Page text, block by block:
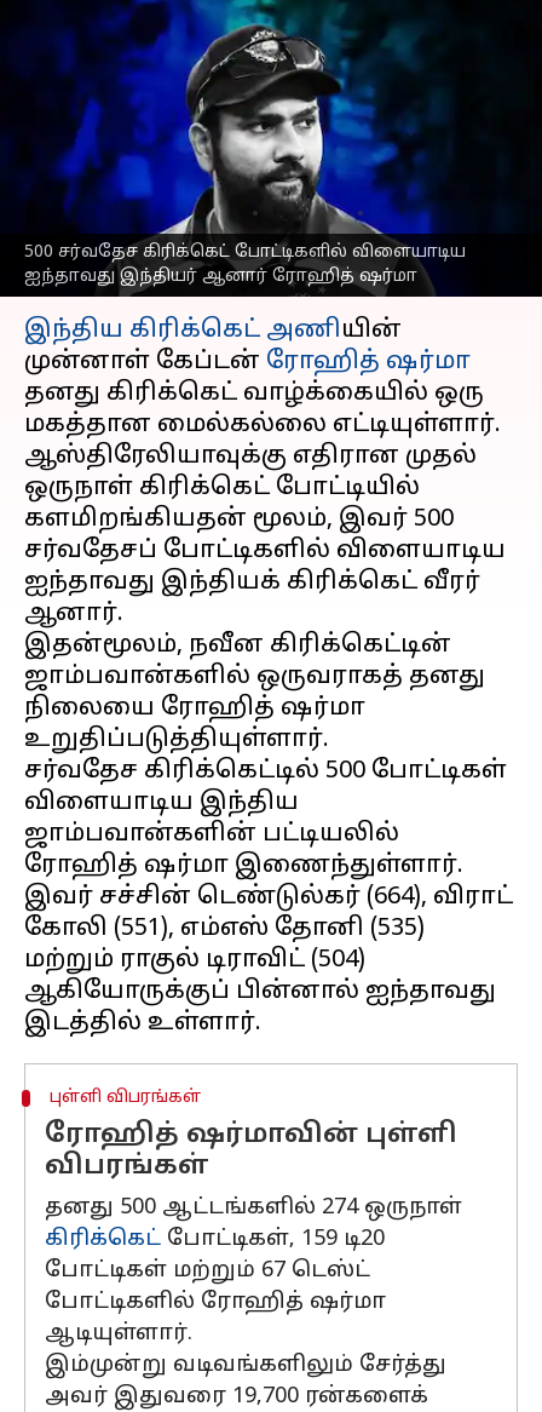
500 சர்வதேச கிரிக்கெட் போட்டிகளில் விளையாடிய
ஐந்தாவது இந்தியர் ஆனார் ரோஹித் ஷர்மா
500 சர்வதேச கிரிக்கெட்
போட்டிகளில்
விளையாடிய ஐந்தாவது
இந்திய வீரர்; ரோஹித்
ஷர்மா சாதனை
எழுதியவர் Sekar Chinnappan Oct 19, 2025 09:37 am
செய்தி முன்னோட்டம்
இந்திய கிரிக்கெட் அணியின்
முன்னாள் கேப்டன் ரோஹித் ஷர்மா
தனது கிரிக்கெட் வாழ்க்கையில் ஒரு
மகத்தான மைல்கல்லை எட்டியுள்ளார்.
ஆஸ்திரேலியாவுக்கு எதிரான முதல்
ஒருநாள் கிரிக்கெட் போட்டியில்
களமிறங்கியதன் மூலம், இவர் 500
சர்வதேசப் போட்டிகளில் விளையாடிய
ஐந்தாவது இந்தியக் கிரிக்கெட் வீரர்
ஆனார்.
இதன்மூலம், நவீன கிரிக்கெட்டின்
ஜாம்பவான்களில் ஒருவராகத் தனது
நிலையை ரோஹித் ஷர்மா
உறுதிப்படுத்தியுள்ளார்.
சர்வதேச கிரிக்கெட்டில் 500 போட்டிகள்
விளையாடிய இந்திய
ஜாம்பவான்களின் பட்டியலில்
ரோஹித் ஷர்மா இணைந்துள்ளார்.
இவர் சச்சின் டெண்டுல்கர் (664), விராட்
கோலி (551), எம்எஸ் தோனி (535)
மற்றும் ராகுல் டிராவிட் (504)
ஆகியோருக்குப் பின்னால் ஐந்தாவது
புள்ளி விபரங்கள்
ரோஹித் ஷர்மாவின் புள்ளி
விபரங்கள்
தனது 500 ஆட்டங்களில் 274 ஒருநாள்
கிரிக்கெட் போட்டிகள், 159 டி20
போட்டிகள் மற்றும் 67 டெஸ்ட்
போட்டிகளில் ரோஹித் ஷர்மா
ஆடியுள்ளார்.
இம்முன்று வடிவங்களிலும் சேர்த்து
அவர் இதுவரை 19,700 ரன்களைக்